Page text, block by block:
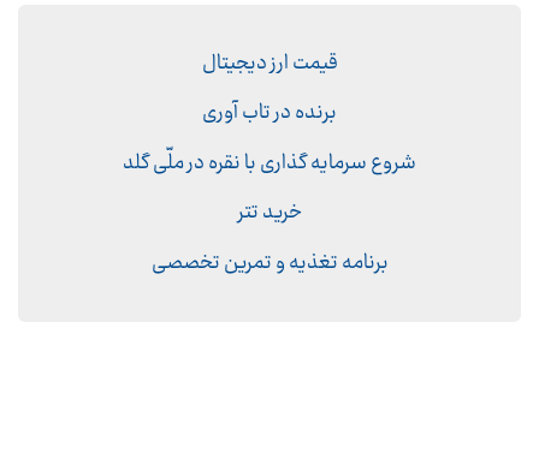
قیمت ارز دیجیتال
برنده در تاب آوری
شروع سرمایه گذاری با نقره در ملّی گلد
خرید تتر
برنامه تغذیه و تمرین تخصصی